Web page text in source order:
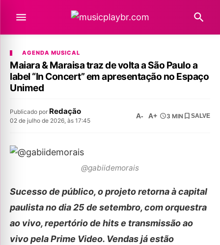
AGENDA MUSICAL
Maiara & Maraisa traz de volta a São Paulo a
label “In Concert” em apresentação no Espaço
Unimed
Publicado por Redação
02 de julho de 2026, às 17:45
A- A+ 3 MIN SALVE
@gabiidemorais
Sucesso de público, o projeto retorna à capital
paulista no dia 25 de setembro, com orquestra
ao vivo, repertório de hits e transmissão ao
vivo pela Prime Video. Vendas já estão